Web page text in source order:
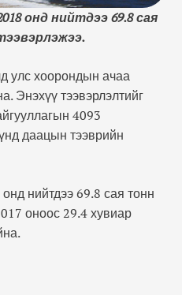
онд нийтдээ 69.8 сая
улс хоорондын ачаа
Энэхүү тээвэрлэлтийг
4093
даацын тээврийн
нийтдээ 69.8 сая тонн
оноос 29.4 хувиар